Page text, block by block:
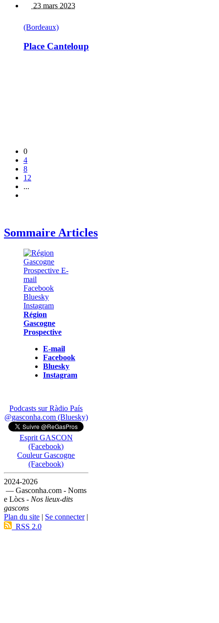
23 mars 2023
(Bordeaux)
Place Canteloup
0
4
8
12
...
Sommaire Articles
Région
Gascogne
Prospective
E-mail
Facebook
Bluesky
Instagram
Podcasts sur Ràdio País
@gasconha.com (Bluesky)
Esprit GASCON
(Facebook)
Couleur Gascogne
(Facebook)
2024-2026
— Gasconha.com - Noms
e Lòcs - Nos lieux-dits
gascons
Plan du site
Se connecter|
RSS 2.0